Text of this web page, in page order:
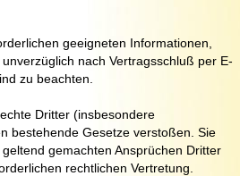
geeigneten Informationen,
nach Vertragsschluß per E-
zu beachten.
Dritter (insbesondere
bestehende Gesetze verstoßen. Sie
gemachten Ansprüchen Dritter
rechtlichen Vertretung.